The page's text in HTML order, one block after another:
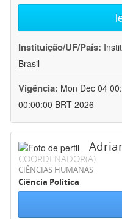
Instituição/UF/País:
Brasil
Vigência: Mon Dec 04
00:00:00 BRT 2026
COORDENADOR(A)
CIÊNCIAS HUMANAS
Ciência Política